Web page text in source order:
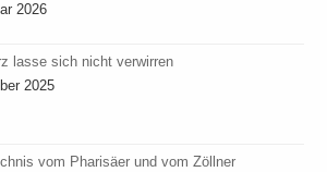
2026
lasse sich nicht verwirren
2025
vom Pharisäer und vom Zöllner